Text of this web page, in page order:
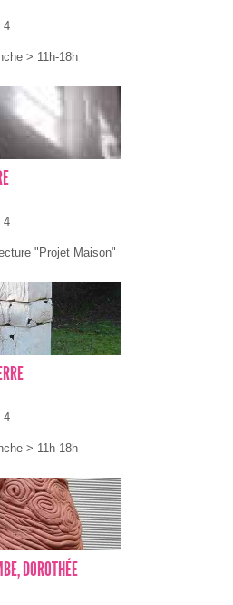
4
> 11h-18h
4
"Projet Maison"
4
> 11h-18h
DOROTHÉE